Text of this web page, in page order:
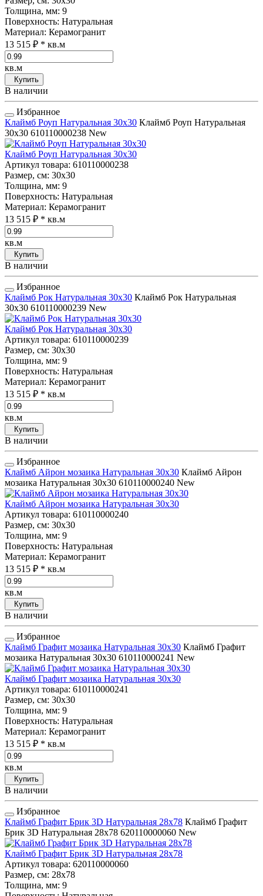
Толщина, мм: 9
Поверхность: Натуральная
Материал: Керамогранит
13 515 ₽ * кв.м
кв.м
Купить
В наличии
Избранное
Клаймб Роуп Натуральная 30x30 Клаймб Роуп Натуральная
30x30 610110000238 New
Клаймб Роуп Натуральная 30x30
Артикул товара: 610110000238
Размер, см: 30x30
Толщина, мм: 9
Поверхность: Натуральная
Материал: Керамогранит
13 515 ₽ * кв.м
кв.м
Купить
В наличии
Избранное
Клаймб Рок Натуральная 30x30 Клаймб Рок Натуральная
30x30 610110000239 New
Клаймб Рок Натуральная 30x30
Артикул товара: 610110000239
Размер, см: 30x30
Толщина, мм: 9
Поверхность: Натуральная
Материал: Керамогранит
13 515 ₽ * кв.м
кв.м
Купить
В наличии
Избранное
Клаймб Айрон мозаика Натуральная 30x30 Клаймб Айрон
мозаика Натуральная 30x30 610110000240 New
Клаймб Айрон мозаика Натуральная 30x30
Артикул товара: 610110000240
Размер, см: 30x30
Толщина, мм: 9
Поверхность: Натуральная
Материал: Керамогранит
13 515 ₽ * кв.м
кв.м
Купить
В наличии
Избранное
Клаймб Графит мозаика Натуральная 30x30 Клаймб Графит
мозаика Натуральная 30x30 610110000241 New
Клаймб Графит мозаика Натуральная 30x30
Артикул товара: 610110000241
Размер, см: 30x30
Толщина, мм: 9
Поверхность: Натуральная
Материал: Керамогранит
13 515 ₽ * кв.м
кв.м
Купить
В наличии
Избранное
Клаймб Графит Брик 3D Натуральная 28x78 Клаймб Графит
Брик 3D Натуральная 28x78 620110000060 New
Клаймб Графит Брик 3D Натуральная 28x78
Артикул товара: 620110000060
Размер, см: 28x78
Толщина, мм: 9